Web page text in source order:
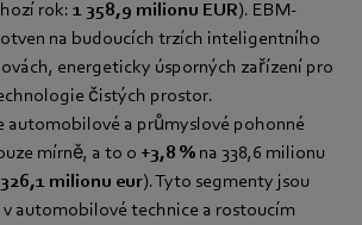
rok: 1 358,9 milionu EUR). EBM-
na budoucích trzích inteligentního
energeticky úsporných zařízení pro
čistých prostor.
automobilové a průmyslové pohonné
mírně, a to o +3,8 % na 338,6 milionu
326,1 milionu eur).Tyto segmenty jsou
automobilové technice a rostoucím